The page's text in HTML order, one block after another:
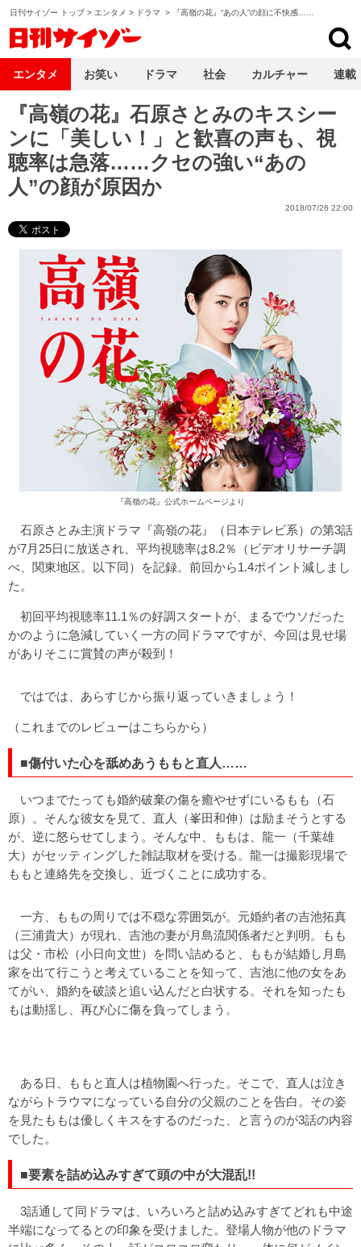
日刊サイゾー トップ> エンタメ > ドラマ > 『高嶺の花』“あの人”の顔に不快感……
『高嶺の花』石原さとみのキスシー
ンに「美しい！」と歓喜の声も、視
聴率は急落……クセの強い“あの
人”の顔が原因か
2018/07/26 22:00
『高嶺の花』公式ホームページより
石原さとみ主演ドラマ『高嶺の花』（日本テレビ系）の第3話
が7月25日に放送され、平均視聴率は8.2％（ビデオリサーチ調
べ、関東地区。以下同）を記録。前回から1.4ポイント減しまし
た。
初回平均視聴率11.1％の好調スタートが、まるでウソだった
かのように急減していく一方の同ドラマですが、今回は見せ場
がありそこに賞賛の声が殺到！
ではでは、あらすじから振り返っていきましょう！
（これまでのレビューはこちらから）
■傷付いた心を舐めあうももと直人……
いつまでたっても婚約破棄の傷を癒やせずにいるもも（石
原）。そんな彼女を見て、直人（峯田和伸）は励まそうとする
が、逆に怒らせてしまう。そんな中、ももは、龍一（千葉雄
大）がセッティングした雑誌取材を受ける。龍一は撮影現場で
ももと連絡先を交換し、近づくことに成功する。
一方、ももの周りでは不穏な雰囲気が。元婚約者の吉池拓真
（三浦貴大）が現れ、吉池の妻が月島流関係者だと判明。もも
は父・市松（小日向文世）を問い詰めると、ももが結婚し月島
家を出て行こうと考えていることを知って、吉池に他の女をあ
てがい、婚約を破談と追い込んだと白状する。それを知ったも
もは動揺し、再び心に傷を負ってしまう。
ある日、ももと直人は植物園へ行った。そこで、直人は泣き
ながらトラウマになっている自分の父親のことを告白。その姿
を見たももは優しくキスをするのだった、と言うのが3話の内容
でした。
■要素を詰め込みすぎて頭の中が大混乱!!
3話通して同ドラマは、いろいろと詰め込みすぎてどれも中途
半端になってるとの印象を受けました。登場人物が他のドラマ
エンタメ お笑い ドラマ 社会 カルチャー 連載